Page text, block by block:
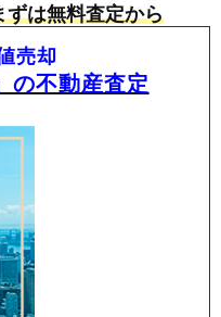
ずは無料査定から
売却
の不動産査定